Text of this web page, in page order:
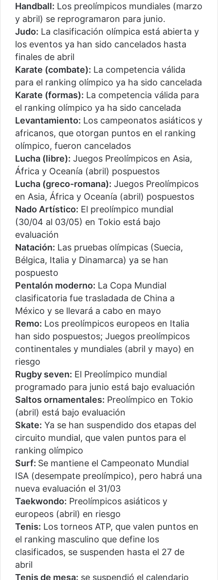
Handball: Los preolímpicos mundiales (marzo
y abril) se reprogramaron para junio.
Judo: La clasificación olímpica está abierta y
los eventos ya han sido cancelados hasta
finales de abril
Karate (combate): La competencia válida
para el ranking olímpico ya ha sido cancelada
Karate (formas): La competencia válida para
el ranking olímpico ya ha sido cancelada
Levantamiento: Los campeonatos asiáticos y
africanos, que otorgan puntos en el ranking
olímpico, fueron cancelados
Lucha (libre): Juegos Preolímpicos en Asia,
África y Oceanía (abril) pospuestos
Lucha (greco-romana): Juegos Preolímpicos
en Asia, África y Oceanía (abril) pospuestos
Nado Artístico: El preolímpico mundial
(30/04 al 03/05) en Tokio está bajo
evaluación
Natación: Las pruebas olímpicas (Suecia,
Bélgica, Italia y Dinamarca) ya se han
pospuesto
Pentalón moderno: La Copa Mundial
clasificatoria fue trasladada de China a
México y se llevará a cabo en mayo
Remo: Los preolímpicos europeos en Italia
han sido pospuestos; Juegos preolímpicos
continentales y mundiales (abril y mayo) en
riesgo
Rugby seven: El Preolímpico mundial
programado para junio está bajo evaluación
Saltos ornamentales: Preolímpico en Tokio
(abril) está bajo evaluación
Skate: Ya se han suspendido dos etapas del
circuito mundial, que valen puntos para el
ranking olímpico
Surf: Se mantiene el Campeonato Mundial
ISA (desempate preolímpico), pero habrá una
nueva evaluación el 31/03
Taekwondo: Preolímpicos asiáticos y
europeos (abril) en riesgo
Tenis: Los torneos ATP, que valen puntos en
el ranking masculino que define los
clasificados, se suspenden hasta el 27 de
abril
Tenis de mesa: se suspendió el calendario